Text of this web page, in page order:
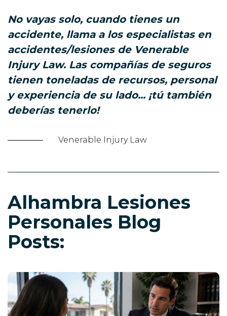
No vayas solo, cuando tienes un
accidente, llama a los especialistas en
accidentes/lesiones de Venerable
Injury Law. Las compañías de seguros
tienen toneladas de recursos, personal
y experiencia de su lado... ¡tú también
deberías tenerlo!
Venerable Injury Law
Alhambra Lesiones
Personales Blog
Posts: